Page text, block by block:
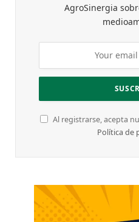
AgroSinergia
Al registrarse, acepta
Política de